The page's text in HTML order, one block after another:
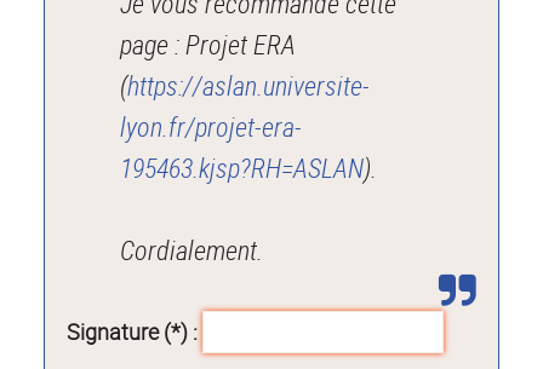
page : Projet ERA
(https://aslan.universite-
lyon.fr/projet-era-
195463.kjsp?RH=ASLAN).
Cordialement.
Signature (*) :